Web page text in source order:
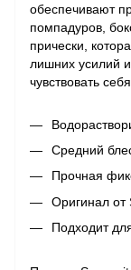
обеспечивают
помпадуров,
прически,
лишних усилий
чувствовать
Средний
Прочная
Оригинал от
Подходит